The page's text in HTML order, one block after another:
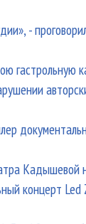
-
гастрольную
Кадышевой
концерт